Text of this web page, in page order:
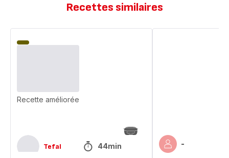
Recettes similaires
Tefal 44min
Recette améliorée
au
de
pavot
-